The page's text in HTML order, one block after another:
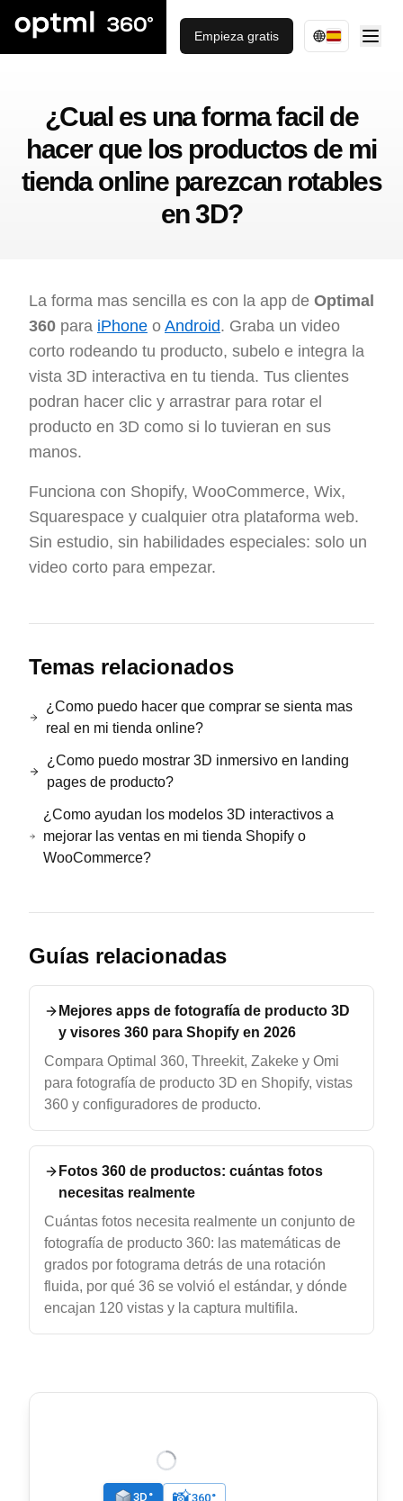
Empieza gratis
¿Cual es una forma facil de
hacer que los productos de mi
tienda online parezcan rotables
en 3D?
La forma mas sencilla es con la app de Optimal
360 para iPhone o Android. Graba un video
corto rodeando tu producto, subelo e integra la
vista 3D interactiva en tu tienda. Tus clientes
podran hacer clic y arrastrar para rotar el
producto en 3D como si lo tuvieran en sus
manos.
Funciona con Shopify, WooCommerce, Wix,
Squarespace y cualquier otra plataforma web.
Sin estudio, sin habilidades especiales: solo un
video corto para empezar.
Temas relacionados
¿Como puedo hacer que comprar se sienta mas
real en mi tienda online?
¿Como puedo mostrar 3D inmersivo en landing
pages de producto?
¿Como ayudan los modelos 3D interactivos a
mejorar las ventas en mi tienda Shopify o
WooCommerce?
Guías relacionadas
Mejores apps de fotografía de producto 3D
y visores 360 para Shopify en 2026
Compara Optimal 360, Threekit, Zakeke y Omi
para fotografía de producto 3D en Shopify, vistas
360 y configuradores de producto.
Fotos 360 de productos: cuántas fotos
necesitas realmente
Cuántas fotos necesita realmente un conjunto de
fotografía de producto 360: las matemáticas de
grados por fotograma detrás de una rotación
fluida, por qué 36 se volvió el estándar, y dónde
encajan 120 vistas y la captura multifila.